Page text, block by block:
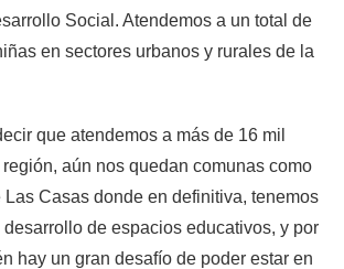
Social. Atendemos a un total de
en sectores urbanos y rurales de la
que atendemos a más de 16 mil
aún nos quedan comunas como
Las Casas donde en definitiva, tenemos
de espacios educativos, y por
hay un gran desafío de poder estar en